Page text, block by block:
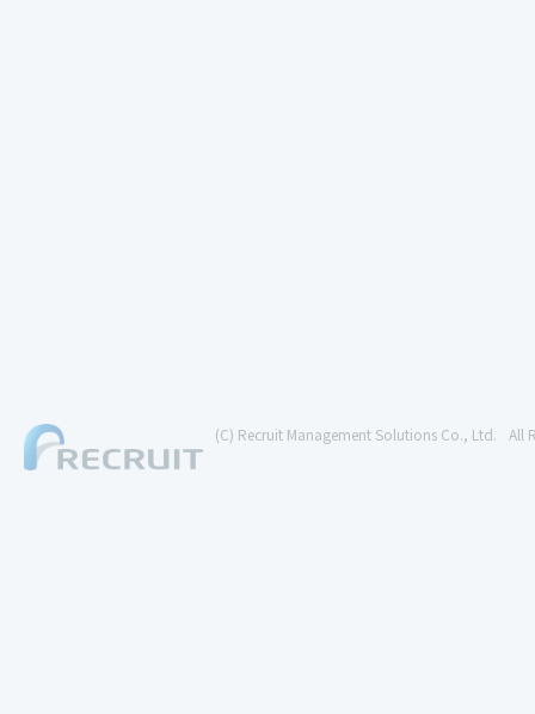
(C) Recruit Management Solutions Co., Ltd. All